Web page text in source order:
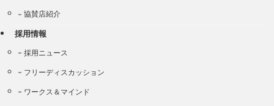
協賛店紹介
採用情報
採用ニュース
フリーディスカッション
ワークス＆マインド